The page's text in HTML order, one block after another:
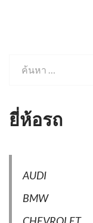
ยี่ห้อรถ
AUDI
BMW